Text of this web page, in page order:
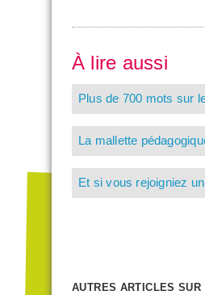
À lire aussi
Plus de 700 mots sur
La mallette
Et si vous rejoigniez
AUTRES ARTICLES SUR